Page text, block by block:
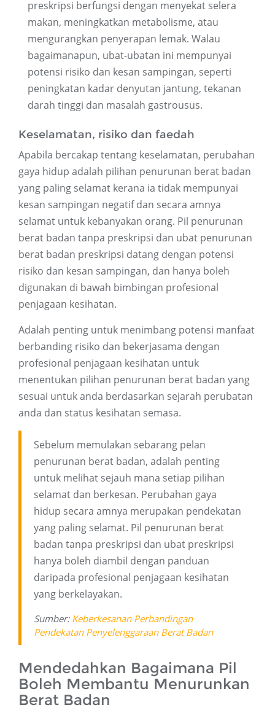
preskripsi berfungsi dengan menyekat selera
makan, meningkatkan metabolisme, atau
mengurangkan penyerapan lemak. Walau
bagaimanapun, ubat-ubatan ini mempunyai
potensi risiko dan kesan sampingan, seperti
peningkatan kadar denyutan jantung, tekanan
darah tinggi dan masalah gastrousus.
Keselamatan, risiko dan faedah
Apabila bercakap tentang keselamatan, perubahan
gaya hidup adalah pilihan penurunan berat badan
yang paling selamat kerana ia tidak mempunyai
kesan sampingan negatif dan secara amnya
selamat untuk kebanyakan orang. Pil penurunan
berat badan tanpa preskripsi dan ubat penurunan
berat badan preskripsi datang dengan potensi
risiko dan kesan sampingan, dan hanya boleh
digunakan di bawah bimbingan profesional
penjagaan kesihatan.
Adalah penting untuk menimbang potensi manfaat
berbanding risiko dan bekerjasama dengan
profesional penjagaan kesihatan untuk
menentukan pilihan penurunan berat badan yang
sesuai untuk anda berdasarkan sejarah perubatan
anda dan status kesihatan semasa.
Sebelum memulakan sebarang pelan
penurunan berat badan, adalah penting
untuk melihat sejauh mana setiap pilihan
selamat dan berkesan. Perubahan gaya
hidup secara amnya merupakan pendekatan
yang paling selamat. Pil penurunan berat
badan tanpa preskripsi dan ubat preskripsi
hanya boleh diambil dengan panduan
daripada profesional penjagaan kesihatan
yang berkelayakan.
Sumber: Keberkesanan Perbandingan
Pendekatan Penyelenggaraan Berat Badan
Mendedahkan Bagaimana Pil
Boleh Membantu Menurunkan
Berat Badan